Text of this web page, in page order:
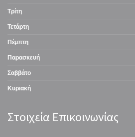
Τρίτη
Τετάρτη
Πέμπτη
Παρασκευή
Σαββάτο
Κυριακή
Στοιχεία Επικοινωνίας